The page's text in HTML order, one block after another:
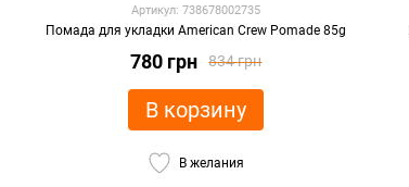
Артикул: 738678002735
Помада для укладки American Crew Pomade 85g
834 грн
780 грн
В корзину
В желания